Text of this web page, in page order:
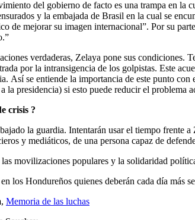
del gobierno de facto es una trampa en
y la embajada de Brasil en la cual se
de mejorar su imagen internacional”. Por su
verdaderas, Zelaya pone sus condiciones.
por la intransigencia de los golpistas. Este
Así se entiende la importancia de este punto
la presidencia) si esto puede reducir el problema
crisis ?
la guardia. Intentarán usar el tiempo frente
y mediáticos, de una persona capaz de
movilizaciones populares y la solidaridad
los Hondureños quienes deberán cada día más
, Memoria de las luchas